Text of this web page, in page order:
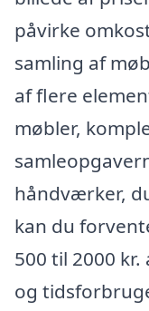
påvirke
samling af
af flere
møbler,
håndværker,
kan du
500 til 2000
og